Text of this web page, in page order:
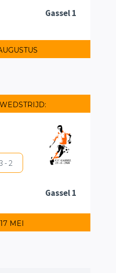
Gassel 1
- 2
Gassel 1
MEI